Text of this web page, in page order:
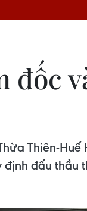
đốc
Thiên-
đấu thầu